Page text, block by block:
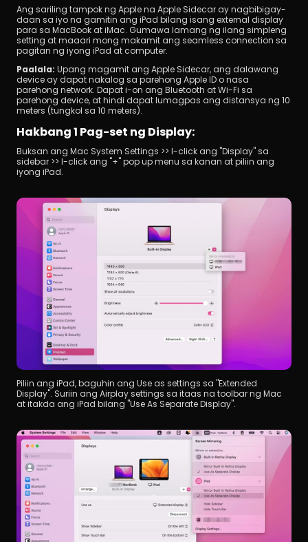
Ang sariling tampok ng Apple na Apple Sidecar ay nagbibigay-
daan sa iyo na gamitin ang iPad bilang isang external display
para sa MacBook at iMac. Gumawa lamang ng ilang simpleng
setting at maaari mong makamit ang seamless connection sa
pagitan ng iyong iPad at computer.
Paalala: Upang magamit ang Apple Sidecar, ang dalawang
device ay dapat nakalog sa parehong Apple ID o nasa
parehong network. Dapat i-on ang Bluetooth at Wi-Fi sa
parehong device, at hindi dapat lumagpas ang distansya ng 10
meters (tungkol sa 10 meters).
Hakbang 1 Pag-set ng Display:
Buksan ang Mac System Settings >> I-click ang "Display" sa
sidebar >> I-click ang "+" pop up menu sa kanan at piliin ang
iyong iPad.
Piliin ang iPad, baguhin ang Use as settings sa "Extended
Display". Suriin ang Airplay settings sa itaas na toolbar ng Mac
at itakda ang iPad bilang "Use As Separate Display".